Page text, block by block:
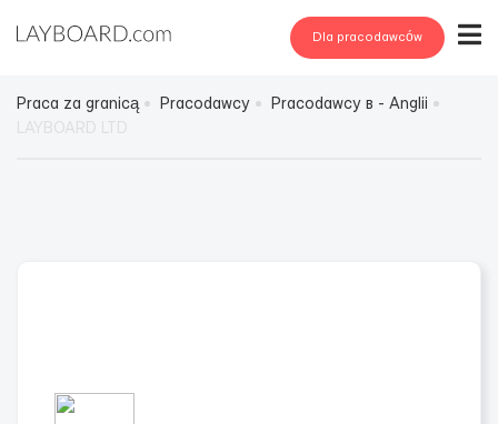
Dla pracodawców
Praca za granicą Pracodawcy
Pracodawcy в - Anglii